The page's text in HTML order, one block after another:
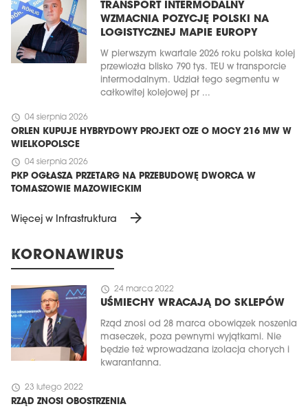
TRANSPORT INTERMODALNY
WZMACNIA POZYCJĘ POLSKI NA
LOGISTYCZNEJ MAPIE EUROPY
W pierwszym kwartale 2026 roku polska kolej
przewiozła blisko 790 tys. TEU w transporcie
intermodalnym. Udział tego segmentu w
całkowitej kolejowej pr ...
schedule 04 sierpnia 2026
ORLEN KUPUJE HYBRYDOWY PROJEKT OZE O MOCY 216 MW W
WIELKOPOLSCE
schedule 04 sierpnia 2026
PKP OGŁASZA PRZETARG NA PRZEBUDOWĘ DWORCA W
TOMASZOWIE MAZOWIECKIM
Więcej w Infrastruktura arrow_forward
KORONAWIRUS
schedule 24 marca 2022
UŚMIECHY WRACAJĄ DO SKLEPÓW
Rząd znosi od 28 marca obowiązek noszenia
maseczek, poza pewnymi wyjątkami. Nie
będzie też wprowadzana izolacja chorych i
kwarantanna.
schedule 23 lutego 2022
RZĄD ZNOSI OBOSTRZENIA